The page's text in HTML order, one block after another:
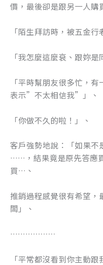
價，最後卻是跟另一人
「陌生拜訪時，被五金行
「我怎麼這麼衰、跟妳是
「平時幫朋友很多忙，
表示”不太相信我”」、
「你做不久的啦！」、
客戶強勢地說：「如果不
……，結果竟是原先答應
買…、
推銷過程感覺很有希望，
闆」、
………………
「平常都沒看到你主動